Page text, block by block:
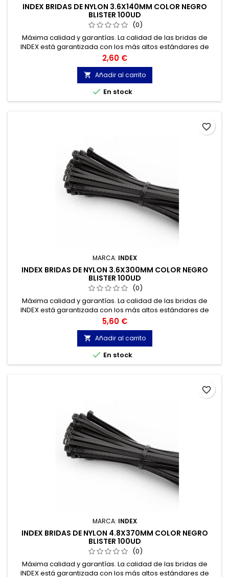
INDEX BRIDAS DE NYLON 3.6X140MM COLOR NEGRO
BLISTER 100UD
(0)
Máxima calidad y garantías. La calidad de las bridas de
INDEX está garantizada con los más altos estándares de
calidad, gracias a la certificación de acuerdo con la norma
UNE-EN 62275, que permite el marcado CE y con
homologación UL.
Precio
2,60 €
 Añadir al carrito
 En stock
MARCA: INDEX
INDEX BRIDAS DE NYLON 3.6X300MM COLOR NEGRO
BLISTER 100UD
(0)
Máxima calidad y garantías. La calidad de las bridas de
INDEX está garantizada con los más altos estándares de
calidad, gracias a la certificación de acuerdo con la norma
UNE-EN 62275, que permite el marcado CE y con
homologación UL.
Precio
5,60 €
 Añadir al carrito
 En stock
favorite_border
MARCA: INDEX
INDEX BRIDAS DE NYLON 4.8X370MM COLOR NEGRO
BLISTER 100UD
(0)
Máxima calidad y garantías. La calidad de las bridas de
INDEX está garantizada con los más altos estándares de
favorite_border